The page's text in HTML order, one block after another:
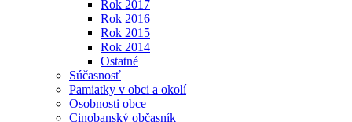
Rok 2017
Rok 2016
Rok 2015
Rok 2014
Ostatné
Súčasnosť
Pamiatky v obci a okolí
Osobnosti obce
Cinobanský občasník